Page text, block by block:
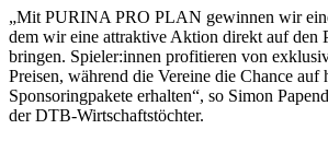
„Mit PURINA PRO PLAN gewinnen wir
dem wir eine attraktive Aktion direkt auf den
bringen. Spieler:innen profitieren von
Preisen, während die Vereine die Chance auf
Sponsoringpakete erhalten“, so Simon
der DTB-Wirtschaftstöchter.